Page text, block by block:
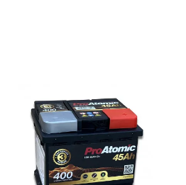
Uporedi